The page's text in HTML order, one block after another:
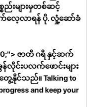
ည်းများမှတစ်ဆင့်
ေ့လာရန် ပို. လှုံ့ဆော်ခံ
ဇာတိ ဂရိ နှင့်ဆက်
လိုင်းပလက်ဖောင်းများ
င်သည်။ Talking to
and keep your